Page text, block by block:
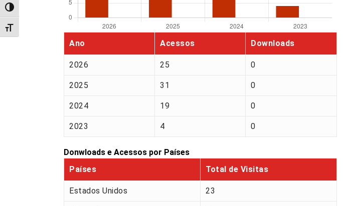
Alternar alto contraste
Alternar tamanho da fonte
Ano Acessos Downloads
2026 25 0
2025 31 0
2024 19 0
2023 4 0
Donwloads e Acessos por Países
Países
Total de Visitas
Estados Unidos 23